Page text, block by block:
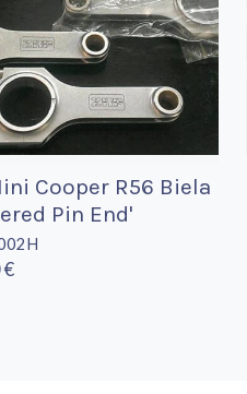
Cooper R56 Biela
Pin End'
€